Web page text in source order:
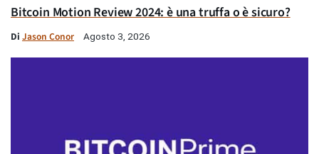
Bitcoin Motion Review 2024: è una truffa o è sicuro?
Di Jason Conor Agosto 3, 2026